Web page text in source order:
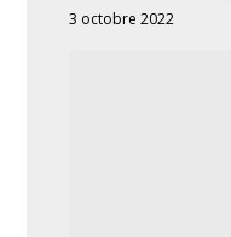
3 octobre 2022